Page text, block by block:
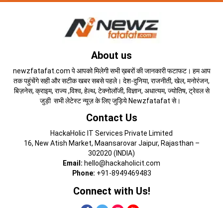
About us
newzfatafat.com पे आपको मिलेगी सभी ख़बरों की जानकारी फटाफट। हम आप
तक पहुंचेंगे सही और सटीक खबर सबसे पहले। देश-दुनिया, राजनीती, खेल, मनोरंजन,
बिज़नेस, क्राइम, राज्य ,विश्व, हेल्थ, टेक्नोलॉजी, विज्ञान, अधात्यम, ज्योतिष, ट्रेवल से
जुड़ी सभी लेटेस्ट न्यूज़ के लिए जुड़िये Newzfatafat से।
Contact Us
HackaHolic IT Services Private Limited
16, New Atish Market, Maansarovar Jaipur, Rajasthan –
302020 (INDIA)
Email: hello@hackaholicit.com
Phone: +91-8949469483
Connect with Us!